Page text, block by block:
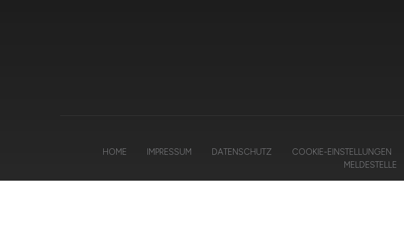
HOME IMPRESSUM DATENSCHUTZ COOKIE-EINSTELLUNGEN
MELDESTELLE